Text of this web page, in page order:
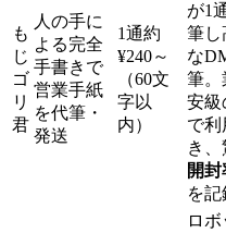
も
じ
ゴ
リ
君
人の手に
よる完全
手書きで
営業手紙
を代筆・
発送
1通約
¥240～
（60文
字以
内）
が1
筆し
な
筆。
安級
で利
き
開封
を記
ロ